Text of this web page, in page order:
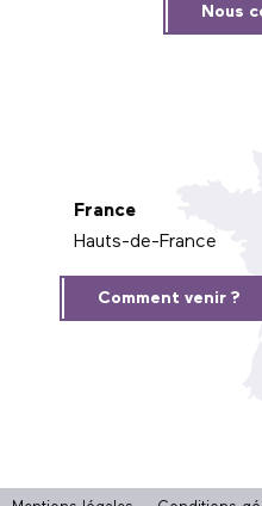
Nous
France
Hauts-de-France
Comment venir ?